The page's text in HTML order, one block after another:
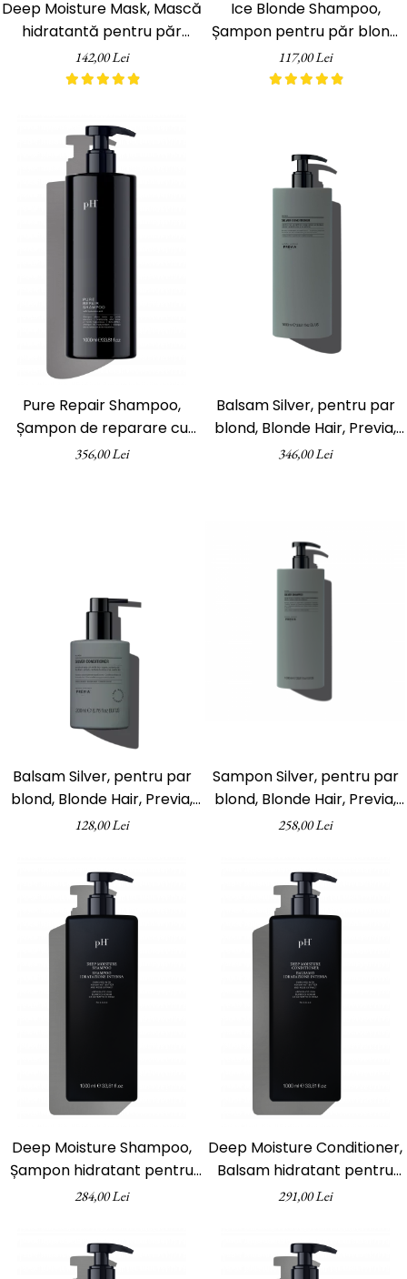
Deep Moisture Mask, Mască
hidratantă pentru păr
uscat, pH Laboratories, 200
ml
142,00 Lei
Ice Blonde Shampoo,
Șampon pentru păr blond
platinat, pH Laboratories,
250 ml
117,00 Lei
Pure Repair Shampoo,
Șampon de reparare cu
acid hialuronic, pH
356,00 Lei
Balsam Silver, pentru par
blond, Blonde Hair, Previa,
1000 ml
346,00 Lei
Balsam Silver, pentru par
blond, Blonde Hair, Previa,
200 ml
128,00 Lei
Sampon Silver, pentru par
blond, Blonde Hair, Previa,
1000 ml
258,00 Lei
Deep Moisture Shampoo,
Șampon hidratant pentru
păr uscat, pH Laboratories,
284,00 Lei
Deep Moisture Conditioner,
Balsam hidratant pentru
păr uscat, pH Laboratories,
291,00 Lei